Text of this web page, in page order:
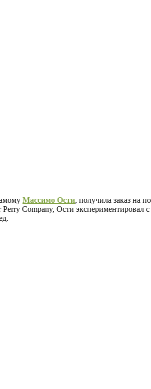
Массимо Ости, получила заказ на
Company, Ости экспериментировал